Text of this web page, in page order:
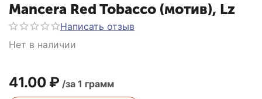
Mancera Red Tobacco (мотив), Lz
Написать отзыв
Нет в наличии
41.00 ₽ /за 1 грамм